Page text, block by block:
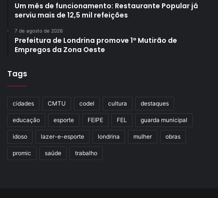
Um mês de funcionamento: Restaurante Popular já
serviu mais de 12,5 mil refeições
7 de agosto de 2026
Prefeitura de Londrina promove 1º Mutirão de
Empregos da Zona Oeste
Tags
cidades CMTU codel cultura destaques
educação esporte FEIPE FEL guarda municipal
idoso lazer-e-esporte londrina mulher obras
promic saúde trabalho